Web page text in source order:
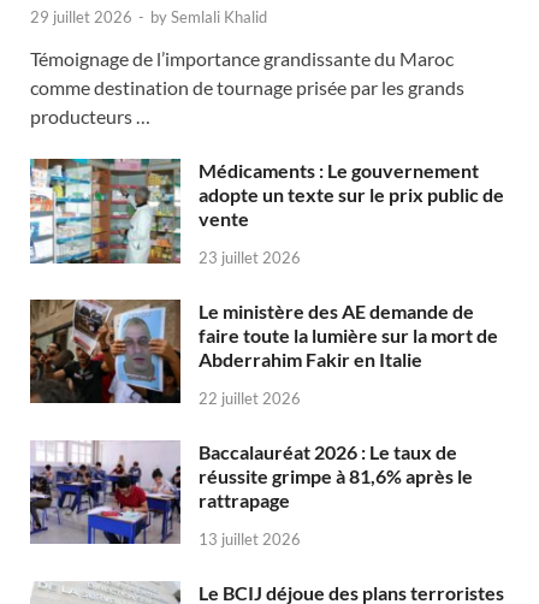
29 juillet 2026 - bySemlali Khalid
Témoignage de l’importance grandissante du Maroc
comme destination de tournage prisée par les grands
producteurs …
Médicaments : Le gouvernement
adopte un texte sur le prix public de
vente
23 juillet 2026
Le ministère des AE demande de
faire toute la lumière sur la mort de
Abderrahim Fakir en Italie
22 juillet 2026
Baccalauréat 2026 : Le taux de
réussite grimpe à 81,6% après le
rattrapage
13 juillet 2026
Le BCIJ déjoue des plans terroristes